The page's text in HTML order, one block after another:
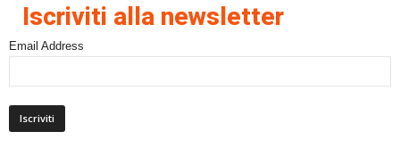
Iscriviti alla newsletter
Email Address